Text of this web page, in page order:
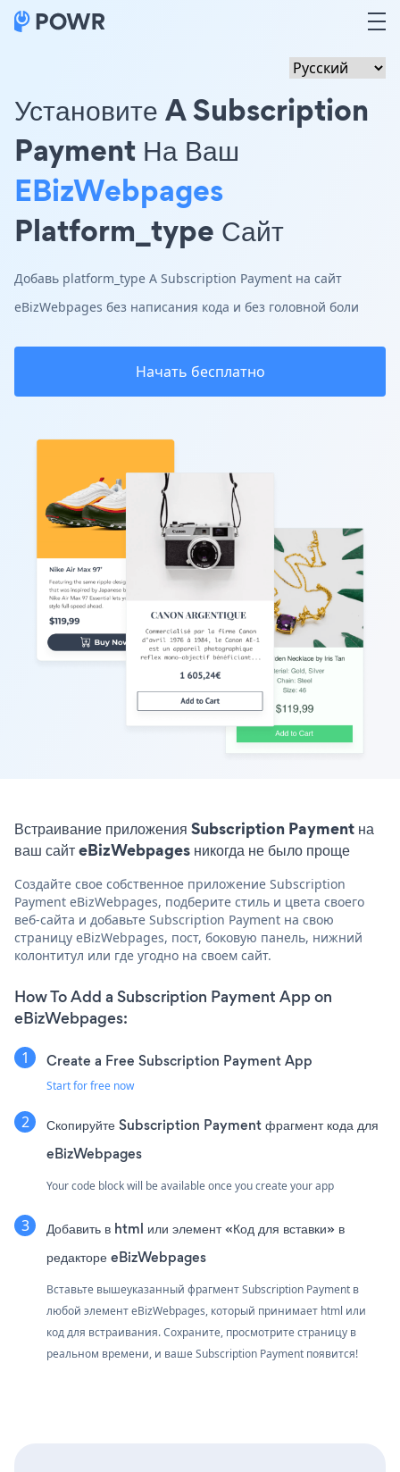
Установите A Subscription
Payment На Ваш
EBizWebpages
Platform_type Сайт
Добавь platform_type A Subscription Payment на сайт
eBizWebpages без написания кода и без головной боли
Начать бесплатно
Встраивание приложения Subscription Payment на
ваш сайт eBizWebpages никогда не было проще
Создайте свое собственное приложение Subscription
Payment eBizWebpages, подберите стиль и цвета своего
веб-сайта и добавьте Subscription Payment на свою
страницу eBizWebpages, пост, боковую панель, нижний
колонтитул или где угодно на своем сайт.
How To Add a Subscription Payment App on
eBizWebpages:
Create a Free Subscription Payment App
Start for free now
Скопируйте Subscription Payment фрагмент кода для
eBizWebpages
Your code block will be available once you create your app
Добавить в html или элемент «Код для вставки» в
редакторе eBizWebpages
Вставьте вышеуказанный фрагмент Subscription Payment в
любой элемент eBizWebpages, который принимает html или
код для встраивания. Сохраните, просмотрите страницу в
реальном времени, и ваше Subscription Payment появится!